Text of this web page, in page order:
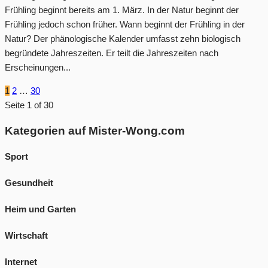
Frühling beginnt bereits am 1. März. In der Natur beginnt der
Frühling jedoch schon früher. Wann beginnt der Frühling in der
Natur? Der phänologische Kalender umfasst zehn biologisch
begründete Jahreszeiten. Er teilt die Jahreszeiten nach
Erscheinungen...
1 2 … 30
Seite 1 of 30
Kategorien auf Mister-Wong.com
Sport
Gesundheit
Heim und Garten
Wirtschaft
Internet